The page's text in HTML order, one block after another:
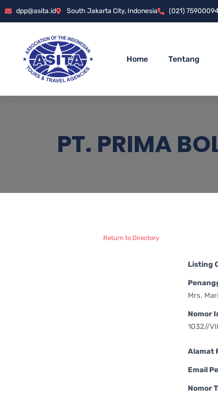
dpp@asita.id South Jakarta City, Indonesia (021)
Home Tentang
PT. PRIMA
Return to Directory
Listing
Mrs.
Nomor
1032//
Alamat
Email
Nomor